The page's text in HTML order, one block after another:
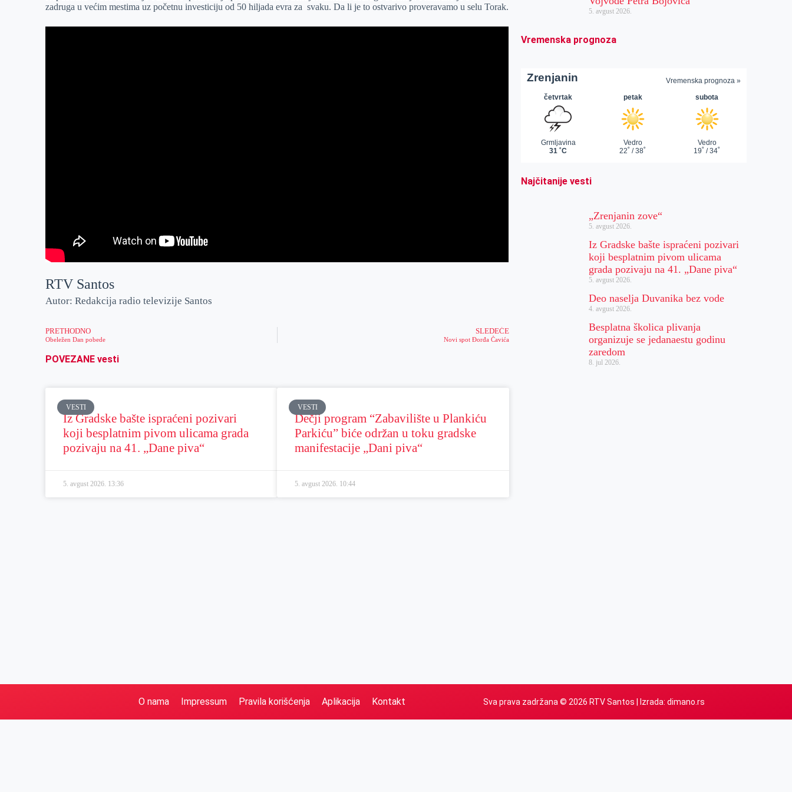
zadruga u većim mestima uz početnu investiciju od 50 hiljada evra za svaku. Da li je to ostvarivo proveravamo u selu Torak.
RTV Santos
Autor: Redakcija radio televizije Santos
PRETHODNO
Obeležen Dan pobede
SLEDEĆE
Novi spot Đorđa Čavića
POVEZANE vesti
VESTI
Iz Gradske bašte ispraćeni pozivari
koji besplatnim pivom ulicama grada
pozivaju na 41. „Dane piva“
5. avgust 2026. 13:36
VESTI
Dečji program “Zabavilište u Plankiću
Parkiću” biće održan u toku gradske
manifestacije „Dani piva“
5. avgust 2026. 10:44
5. avgust 2026.
Vremenska prognoza
Najčitanije vesti
„Zrenjanin zove“
5. avgust 2026.
Iz Gradske bašte ispraćeni pozivari
koji besplatnim pivom ulicama
grada pozivaju na 41. „Dane piva“
5. avgust 2026.
Deo naselja Duvanika bez vode
4. avgust 2026.
Besplatna školica plivanja
organizuje se jedanaestu godinu
zaredom
8. jul 2026.
O nama Impressum Pravila korišćenja Aplikacija Kontakt Sva prava zadržana © 2026 RTV Santos | Izrada: dimano.rs